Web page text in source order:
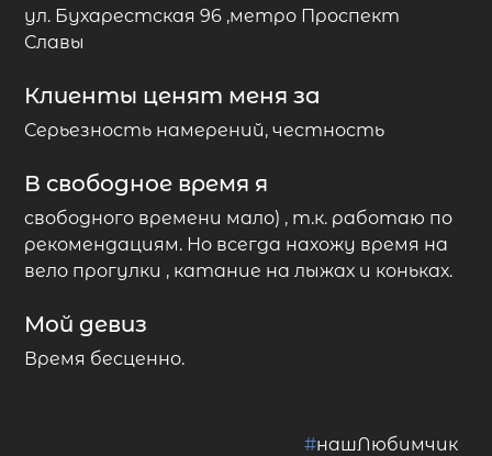
ул. Бухарестская 96 ,метро Проспект
Славы
Клиенты ценят меня за
Серьезность намерений, честность
В свободное время я
свободного времени мало) , т.к. работаю по
рекомендациям. Но всегда нахожу время на
вело прогулки , катание на лыжах и коньках.
Мой девиз
Время бесценно.
#нашЛюбимчик